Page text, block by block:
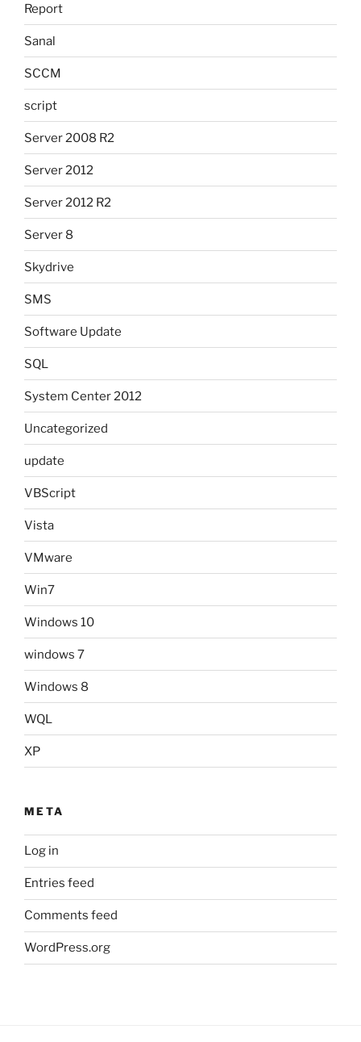
Report
Sanal
SCCM
script
Server 2008 R2
Server 2012
Server 2012 R2
Server 8
Skydrive
SMS
Software Update
SQL
System Center 2012
Uncategorized
update
VBScript
Vista
VMware
Win7
Windows 10
windows 7
Windows 8
WQL
XP
META
Log in
Entries feed
Comments feed
WordPress.org